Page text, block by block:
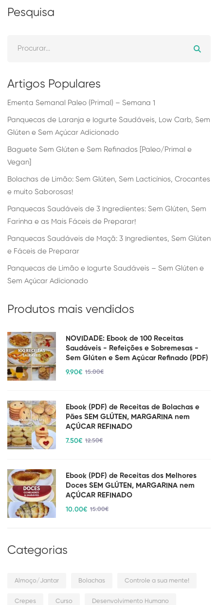
Pesquisa
Artigos Populares
Ementa Semanal Paleo (Primal) – Semana 1
Panquecas de Laranja e Iogurte Saudáveis, Low Carb, Sem
Glúten e Sem Açúcar Adicionado
Baguete Sem Glúten e Sem Refinados [Paleo/Primal e
Vegan]
Bolachas de Limão: Sem Glúten, Sem Lacticínios, Crocantes
e muito Saborosas!
Panquecas Saudáveis de 3 Ingredientes: Sem Glúten, Sem
Farinha e as Mais Fáceis de Preparar!
Panquecas Saudáveis de Maçã: 3 Ingredientes, Sem Glúten
e Fáceis de Preparar
Panquecas de Limão e Iogurte Saudáveis – Sem Glúten e
Sem Açúcar Adicionado
Produtos mais vendidos
NOVIDADE: Ebook de 100 Receitas
Saudáveis - Refeições e Sobremesas -
Sem Glúten e Sem Açúcar Refinado (PDF)
9.90€ 15.00€
Ebook (PDF) de Receitas de Bolachas e
Pães SEM GLÚTEN, MARGARINA nem
AÇÚCAR REFINADO
7.50€ 12.50€
Ebook (PDF) de Receitas dos Melhores
Doces SEM GLÚTEN, MARGARINA nem
AÇÚCAR REFINADO
10.00€ 15.00€
Categorias
Almoço/Jantar Bolachas Controle a sua mente!
Crepes Curso Desenvolvimento Humano